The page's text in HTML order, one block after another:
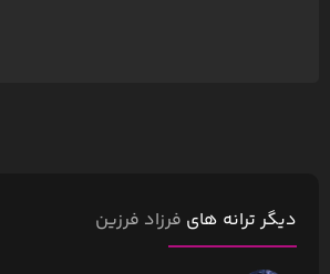
دیگر ترانه های فرزاد فرزین